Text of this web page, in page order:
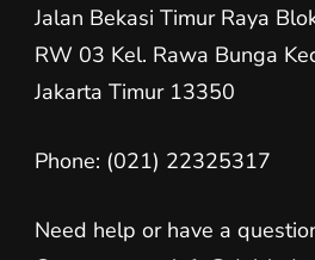
Jalan Bekasi Timur Raya
RW 03 Kel. Rawa Bunga
Jakarta Timur 13350
Phone: (021) 22325317
Need help or have a